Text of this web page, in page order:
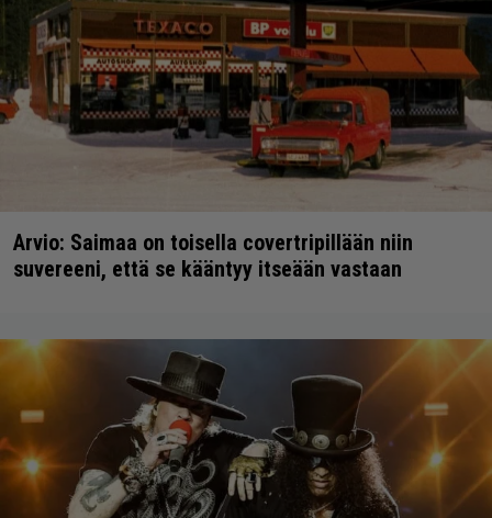
Arvio: Saimaa on toisella covertripillään niin
suvereeni, että se kääntyy itseään vastaan